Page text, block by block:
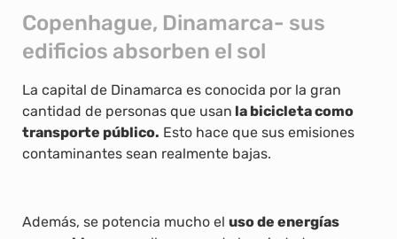
Copenhague, Dinamarca- sus
edificios absorben el sol
La capital de Dinamarca es conocida por la gran
cantidad de personas que usan la bicicleta como
transporte público. Esto hace que sus emisiones
contaminantes sean realmente bajas.
Además, se potencia mucho el uso de energías